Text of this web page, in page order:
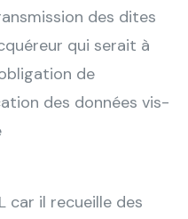
des dites
qui serait à
de
des données vis-
car il recueille des